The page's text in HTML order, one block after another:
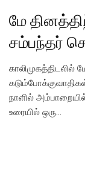
மே
சம்பந்தர்
நாளில்
உரையில் ஒரு…